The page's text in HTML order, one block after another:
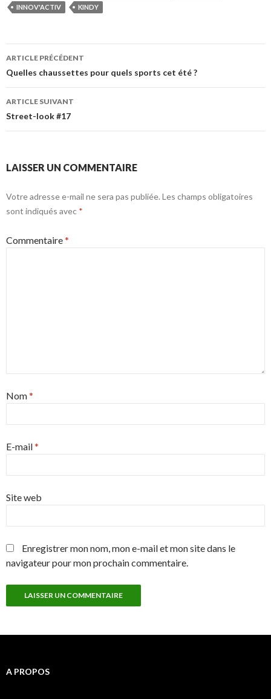
INNOV'ACTIV
KINDY
Navigation
des
articles
ARTICLE PRÉCÉDENT
Quelles chaussettes pour quels sports cet été ?
ARTICLE SUIVANT
Street-look #17
LAISSER UN COMMENTAIRE
Votre adresse e-mail ne sera pas publiée. Les champs obligatoires
sont indiqués avec *
Commentaire*
Nom*
E-mail*
Site web
Enregistrer mon nom, mon e-mail et mon site dans le
navigateur pour mon prochain commentaire.
A PROPOS